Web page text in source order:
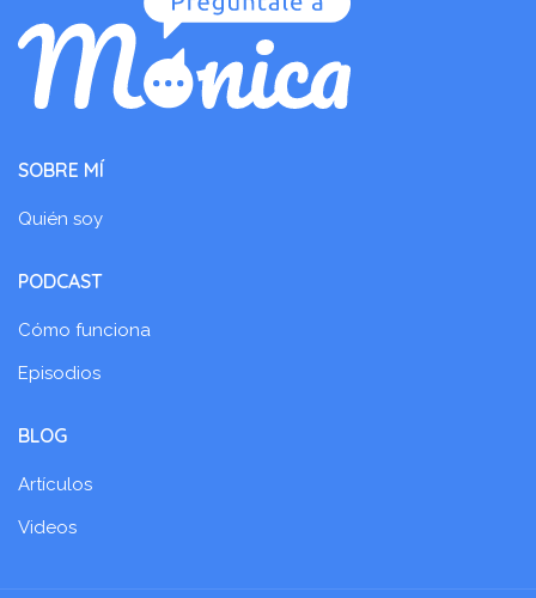
SOBRE MÍ
Quién soy
PODCAST
Cómo funciona
Episodios
BLOG
Artículos
Videos